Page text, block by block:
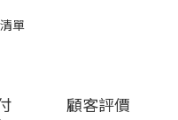
單
顧客評價